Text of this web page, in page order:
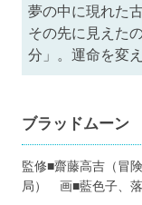
夢の中に現れた
その先に見えた
分」。運命を変
ブラッドムーン
監修■齋藤高吉（冒
局） 画■藍色子、